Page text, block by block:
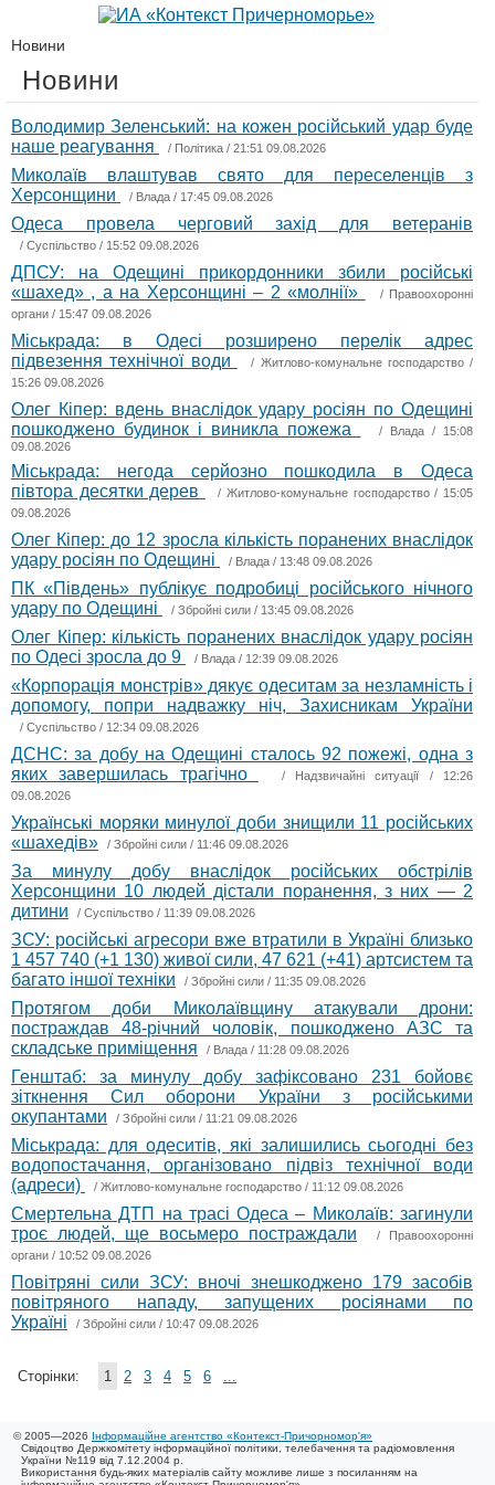
Новини
Новини
Володимир Зеленський: на кожен російський удар буде
наше реагування
/ Політика / 21:51 09.08.2026
Миколаїв влаштував свято для переселенців з
Херсонщини
/ Влада / 17:45 09.08.2026
Одеса провела черговий захід для ветеранів
/ Суспільство / 15:52 09.08.2026
ДПСУ: на Одещині прикордонники збили російські
«шахед» , а на Херсонщині – 2 «молнії»
/ Правоохоронні
органи / 15:47 09.08.2026
Міськрада: в Одесі розширено перелік адрес
підвезення технічної води
/ Житлово-комунальне господарство/
15:26 09.08.2026
Олег Кіпер: вдень внаслідок удару росіян по Одещині
пошкоджено будинок і виникла пожежа
/ Влада/ 15:08
09.08.2026
Міськрада: негода серйозно пошкодила в Одеса
півтора десятки дерев
/Житлово-комунальне господарство/ 15:05
09.08.2026
Олег Кіпер: до 12 зросла кількість поранених внаслідок
удару росіян по Одещині
/ Влада / 13:48 09.08.2026
ПК «Південь» публікує подробиці російського нічного
удару по Одещині
/ Збройні сили / 13:45 09.08.2026
Олег Кіпер: кількість поранених внаслідок удару росіян
по Одесі зросла до 9
/ Влада / 12:39 09.08.2026
«Корпорація монстрів» дякує одеситам за незламність і
допомогу, попри надважку ніч, Захисникам України
/ Суспільство / 12:34 09.08.2026
ДСНС: за добу на Одещині сталось 92 пожежі, одна з
яких завершилась трагічно
/ Надзвичайні ситуації / 12:26
09.08.2026
Українські моряки минулої доби знищили 11 російських
«шахедів»
/ Збройні сили / 11:46 09.08.2026
За минулу добу внаслідок російських обстрілів
Херсонщини 10 людей дістали поранення, з них — 2
дитини
/ Суспільство / 11:39 09.08.2026
ЗСУ: російські агресори вже втратили в Україні близько
1 457 740 (+1 130) живої сили, 47 621 (+41) артсистем та
багато іншої техніки
/ Збройні сили / 11:35 09.08.2026
Протягом доби Миколаївщину атакували дрони:
постраждав 48-річний чоловік, пошкоджено АЗС та
складське приміщення
/ Влада / 11:28 09.08.2026
Генштаб: за минулу добу зафіксовано 231 бойовє
зіткнення Сил оборони України з російськими
окупантами
/ Збройні сили / 11:21 09.08.2026
Міськрада: для одеситів, які залишились сьогодні без
водопостачання, організовано підвіз технічної води
(адреси)
/ Житлово-комунальне господарство / 11:12 09.08.2026
Смертельна ДТП на трасі Одеса – Миколаїв: загинули
троє людей, ще восьмеро постраждали
/ Правоохоронні
органи / 10:52 09.08.2026
Повітряні сили ЗСУ: вночі знешкоджено 179 засобів
повітряного нападу, запущених росіянами по
Україні
/ Збройні сили / 10:47 09.08.2026
Сторінки: 1 2 3 4 5 6 ...
© 2005—2026 Інформаційне агентство «Контекст-Причорномор'я»
Свідоцтво Держкомітету інформаційної політики, телебачення та радіомовлення
України №119 від 7.12.2004 р.
Використання будь-яких матеріалів сайту можливе лише з посиланням на